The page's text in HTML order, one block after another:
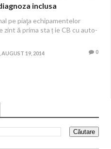
inclusa
pe piaţa echipamentelor
zint ă prima sta ț ie CB cu auto-
AUGUST 19, 2014 0